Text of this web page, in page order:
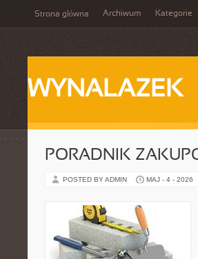
Strona główna Archiwum Kategorie
WYNALAZEK
PORADNIK
POSTED BY ADMIN MAJ - 4 - 2026